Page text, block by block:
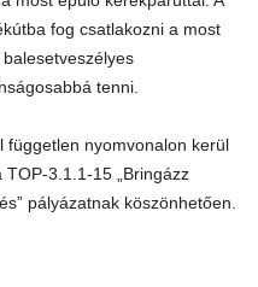
fog csatlakozni a most
tenni.
független nyomvonalon kerül
3.1.1-15 „Bringázz
pályázatnak köszönhetően.